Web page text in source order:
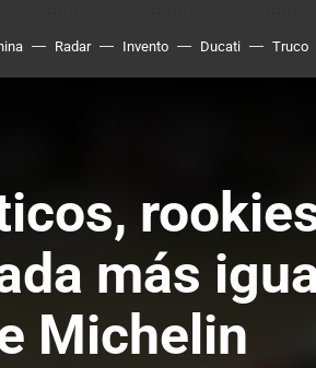
Radar Invento Ducati Truco
más
Michelin